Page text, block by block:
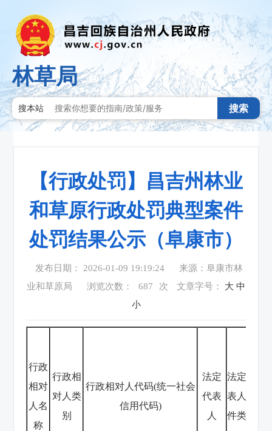
林草局
搜本站 搜索
【行政处罚】昌吉州林业
和草原行政处罚典型案件
处罚结果公示（阜康市）
发布日期： 2026-01-09 19:19:24
来源：阜康市林
业和草原局
浏览次数： 687 次 文章字号： 大 中
小
行政
相对
人名
称
行政相
对人类
别
行政相对人代码(统一社会
信用代码)
法定
代表
人
法定代
表人证
件类型